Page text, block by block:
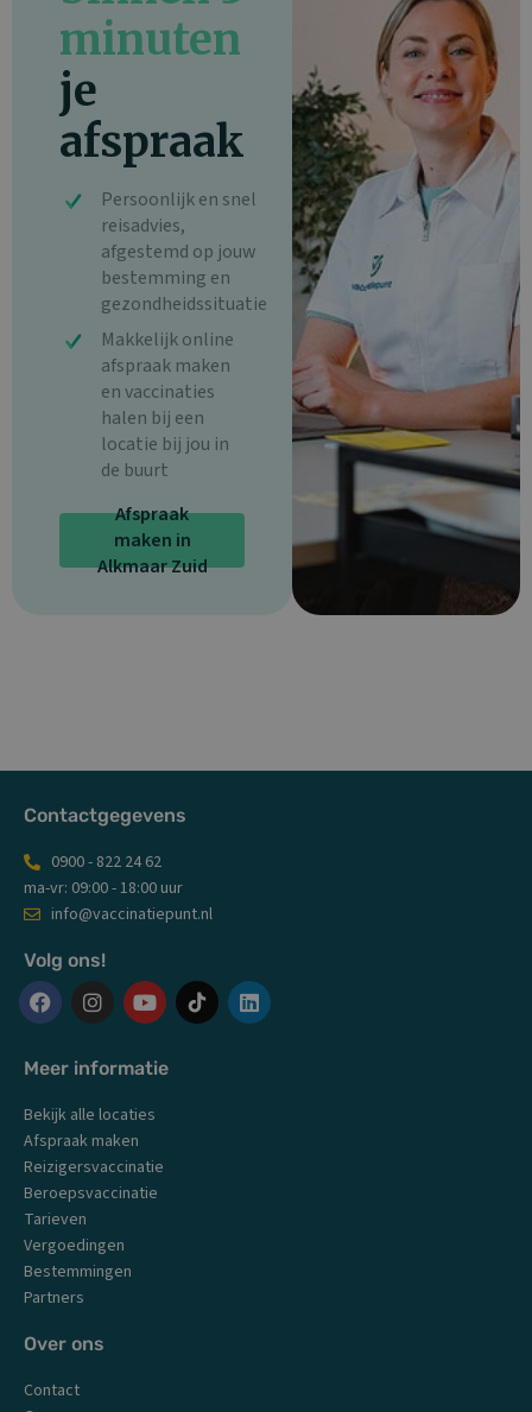
minuten
je
afspraak
Persoonlijk en snel
reisadvies,
afgestemd op jouw
bestemming en
gezondheidssituatie
Makkelijk online
afspraak maken
en vaccinaties
halen bij een
locatie bij jou in
de buurt
Afspraak
maken in
Alkmaar Zuid
Contactgegevens
0900 - 822 24 62
ma-vr: 09:00 - 18:00 uur
info@vaccinatiepunt.nl
Volg ons!
F
c
e
b
o
o
k
I
s
t
a
g
r
a
m
Y
u
t
b
L
Meer informatie
Bekijk alle locaties
Afspraak maken
Reizigersvaccinatie
Beroepsvaccinatie
Tarieven
Vergoedingen
Bestemmingen
Partners
Over ons
Contact